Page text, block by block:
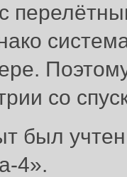
со
был учтен
4».